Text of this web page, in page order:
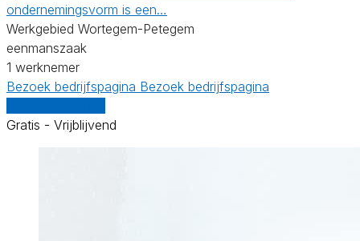
ondernemingsvorm is een…
Werkgebied Wortegem-Petegem
eenmanszaak
1 werknemer
Bezoek bedrijfspagina Bezoek bedrijfspagina
Gratis - Vrijblijvend